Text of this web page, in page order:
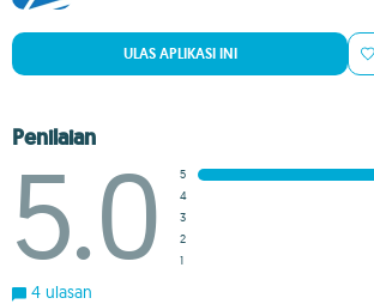
ULAS APLIKASI INI
Penilaian
5.0
5
4
3
2
1
4 ulasan